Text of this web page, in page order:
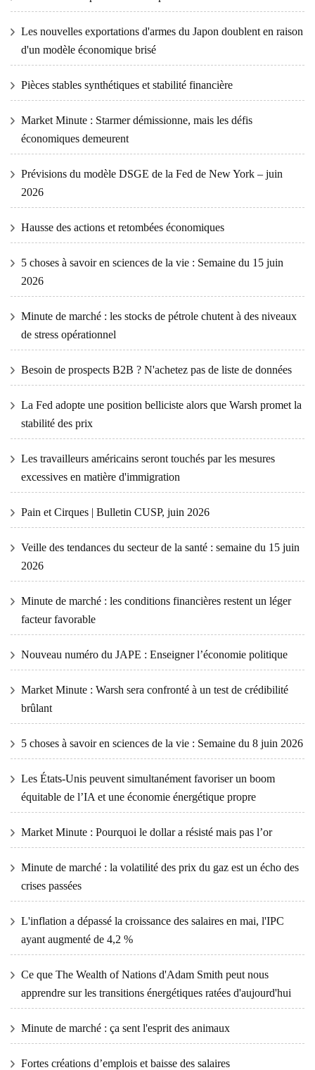
Les nouvelles exportations d'armes du Japon doublent en raison
d'un modèle économique brisé
Pièces stables synthétiques et stabilité financière
Market Minute : Starmer démissionne, mais les défis
économiques demeurent
Prévisions du modèle DSGE de la Fed de New York – juin
2026
Hausse des actions et retombées économiques
5 choses à savoir en sciences de la vie : Semaine du 15 juin
2026
Minute de marché : les stocks de pétrole chutent à des niveaux
de stress opérationnel
Besoin de prospects B2B ? N'achetez pas de liste de données
La Fed adopte une position belliciste alors que Warsh promet la
stabilité des prix
Les travailleurs américains seront touchés par les mesures
excessives en matière d'immigration
Pain et Cirques | Bulletin CUSP, juin 2026
Veille des tendances du secteur de la santé : semaine du 15 juin
2026
Minute de marché : les conditions financières restent un léger
facteur favorable
Nouveau numéro du JAPE : Enseigner l’économie politique
Market Minute : Warsh sera confronté à un test de crédibilité
brûlant
5 choses à savoir en sciences de la vie : Semaine du 8 juin 2026
Les États-Unis peuvent simultanément favoriser un boom
équitable de l’IA et une économie énergétique propre
Market Minute : Pourquoi le dollar a résisté mais pas l’or
Minute de marché : la volatilité des prix du gaz est un écho des
crises passées
L'inflation a dépassé la croissance des salaires en mai, l'IPC
ayant augmenté de 4,2 %
Ce que The Wealth of Nations d'Adam Smith peut nous
apprendre sur les transitions énergétiques ratées d'aujourd'hui
Minute de marché : ça sent l'esprit des animaux
Fortes créations d’emplois et baisse des salaires